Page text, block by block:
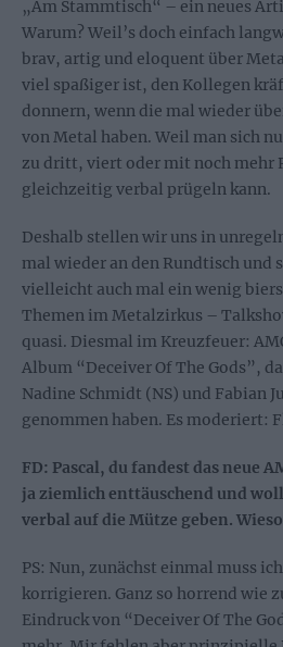
„Am Stammtisch“ – ein neues
Warum? Weil’s doch einfach
brav, artig und eloquent über
viel spaßiger ist, den Kollegen
donnern, wenn die mal wieder
von Metal haben. Weil man sich
zu dritt, viert oder mit noch mehr
gleichzeitig verbal prügeln kann.
Deshalb stellen wir uns in
mal wieder an den Rundtisch und
vielleicht auch mal ein wenig
Themen im Metalzirkus –
quasi. Diesmal im Kreuzfeuer:
Album “Deceiver Of The Gods”,
Nadine Schmidt (NS) und Fabian
genommen haben. Es moderiert:
FD: Pascal, du fandest das neue
ja ziemlich enttäuschend und
verbal auf die Mütze geben.
PS: Nun, zunächst einmal muss
korrigieren. Ganz so horrend wie
Eindruck von “Deceiver Of The